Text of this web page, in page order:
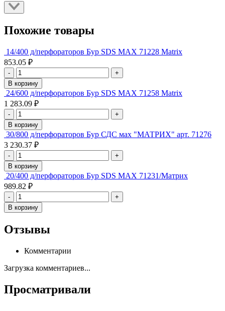
Похожие товары
14/400 д/перфораторов Бур SDS МАХ 71228 Matriх
853.05 ₽
-
+
В корзину
24/600 д/перфораторов Бур SDS МАХ 71258 Matriх
1 283.09 ₽
-
+
В корзину
30/800 д/перфораторов Бур СДС мах "МАТРИХ" арт. 71276
3 230.37 ₽
-
+
В корзину
20/400 д/перфораторов Бур SDS MAX 71231/Матрих
989.82 ₽
-
+
В корзину
Отзывы
Комментарии
Загрузка комментариев...
Просматривали